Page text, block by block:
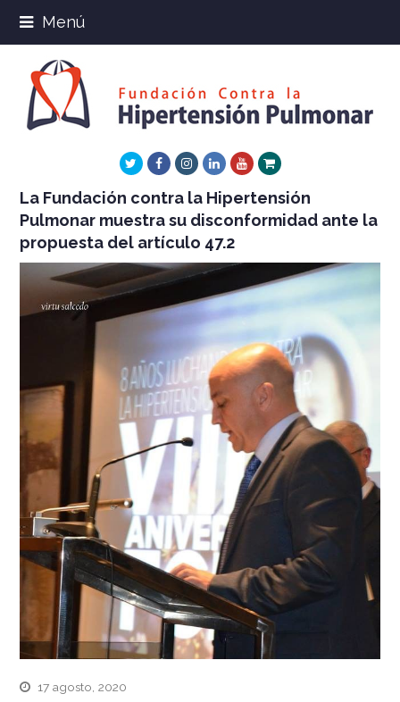
Menú
TwitterFacebookInstagram
LinkedInYoutube
Xing
La Fundación contra la Hipertensión
Pulmonar muestra su disconformidad ante la
propuesta del artículo 47.2
17 agosto, 2020